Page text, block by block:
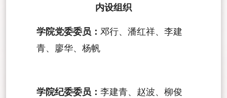
内设组织
学院党委委员： 邓行、潘红祥、李建
青、廖华、杨帆
学院纪委委员： 李建青、赵波、柳俊